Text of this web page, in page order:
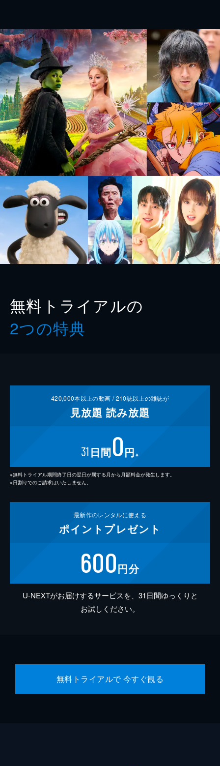
無料トライアルの
2つの特典
420,000本以上の動画 /210誌以上の雑誌が
見放題 読み放題
31 日間0円 ※
※無料トライアル期間終了日の翌日が属する月から月額料金が発生します。
※日割りでのご請求はいたしません。
最新作のレンタルに使える
ポイント プレゼント
600円分
U-NEXTがお届けするサービスを、31日間ゆっくりと
お試しください。
無料トライアルで 今すぐ観る